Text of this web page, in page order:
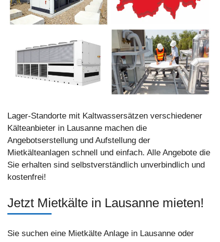
Lager-Standorte mit Kaltwassersätzen verschiedener
Kälteanbieter in Lausanne machen die
Angebotserstellung und Aufstellung der
Mietkälteanlagen schnell und einfach. Alle Angebote die
Sie erhalten sind selbstverständlich unverbindlich und
kostenfrei!
Jetzt Mietkälte in Lausanne mieten!
Sie suchen eine Mietkälte Anlage in Lausanne oder